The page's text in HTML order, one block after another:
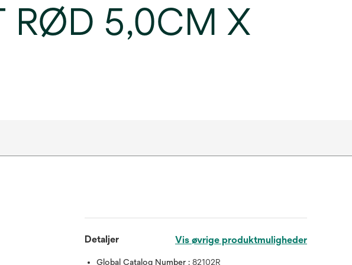
RØD 5,0CM X
Detaljer Vis øvrige produktmuligheder
Global Catalog Number :82102R